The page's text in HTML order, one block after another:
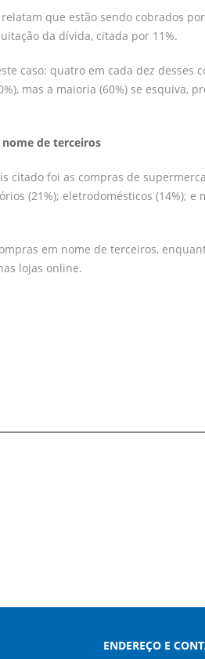
que estão sendo cobrados
da dívida, citada por 11%.
caso: quatro em cada dez desses
mas a maioria (60%) se esquiva,
de terceiros
citado foi as compras de
(21%); eletrodomésticos (14%); e
em nome de terceiros,
lojas online.
ENDEREÇO E